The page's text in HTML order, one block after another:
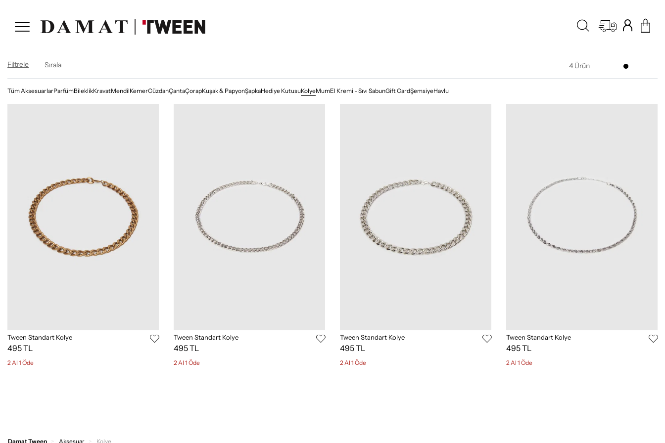
Filtrele Sırala 4 Ürün
Tüm AksesuarlarParfümBileklikKravatMendilKemerCüzdanÇantaÇorapKuşak & PapyonŞapkaHediye KutusuKolyeMumEl Kremi - Sıvı SabunGift CardŞemsiyeHavlu
Tween Standart Kolye
495 TL
2 Al 1 Öde
Tween Standart Kolye
495 TL
2 Al 1 Öde
Tween Standart Kolye
495 TL
2 Al 1 Öde
Tween Standart Kolye
495 TL
2 Al 1 Öde
Damat Tween Aksesuar Kolye